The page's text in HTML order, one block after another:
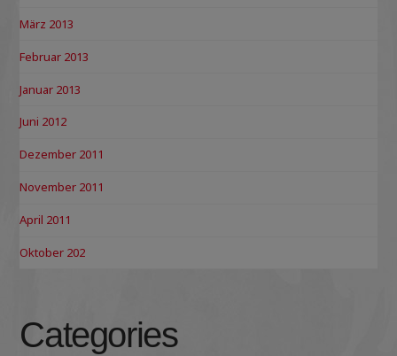
März 2013
Februar 2013
Januar 2013
Juni 2012
Dezember 2011
November 2011
April 2011
Oktober 202
Categories